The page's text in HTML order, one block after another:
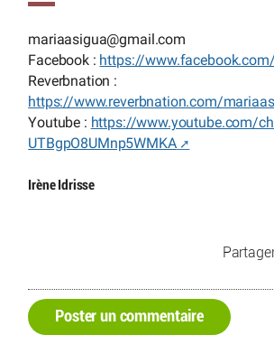
mariaasigua@gmail.com
Facebook : https://
Reverbnation :
https://www.reverbnation.com/
Youtube : https://www.youtube.com/
UTBgpO8UMnp5WMKA
Irène Idrisse
Poster un commentaire